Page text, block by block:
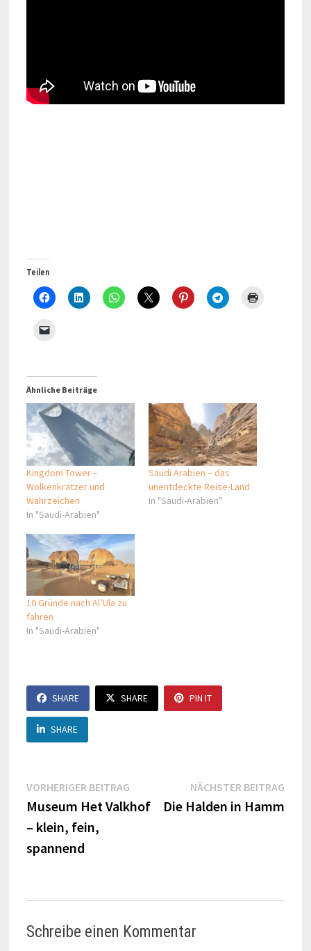
Teilen
Ähnliche Beiträge
Kingdom Tower –
Wolkenkratzer und
Wahrzeichen
In "Saudi-Arabien"
Saudi Arabien – das
unentdeckte Reise-Land
In "Saudi-Arabien"
10 Gründe nach Al’Ula zu
fahren
In "Saudi-Arabien"
SHARE SHARE PIN IT
SHARE
Beitragsnavigation
VORHERIGER BEITRAGVorheriger
Beitrag:
Museum Het Valkhof
– klein, fein,
spannend
NÄCHSTER BEITRAG
Die Halden in Hamm
Schreibe einen Kommentar